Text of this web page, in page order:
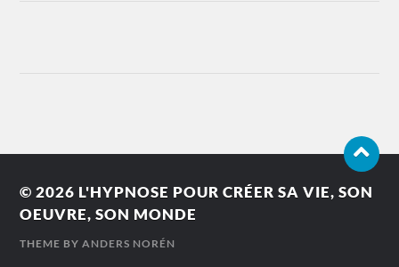
© 2026 L'HYPNOSE POUR CRÉER SA VIE, SON
OEUVRE, SON MONDE
THEME BYANDERS NORÉN